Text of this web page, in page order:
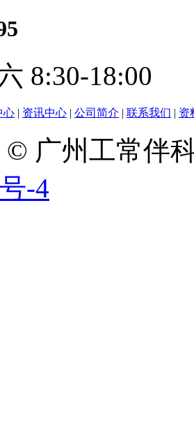
8:30-18:00
心 | 资讯中心 | 公司简介 | 联系我们 | 资
© 广州工常伴
-4